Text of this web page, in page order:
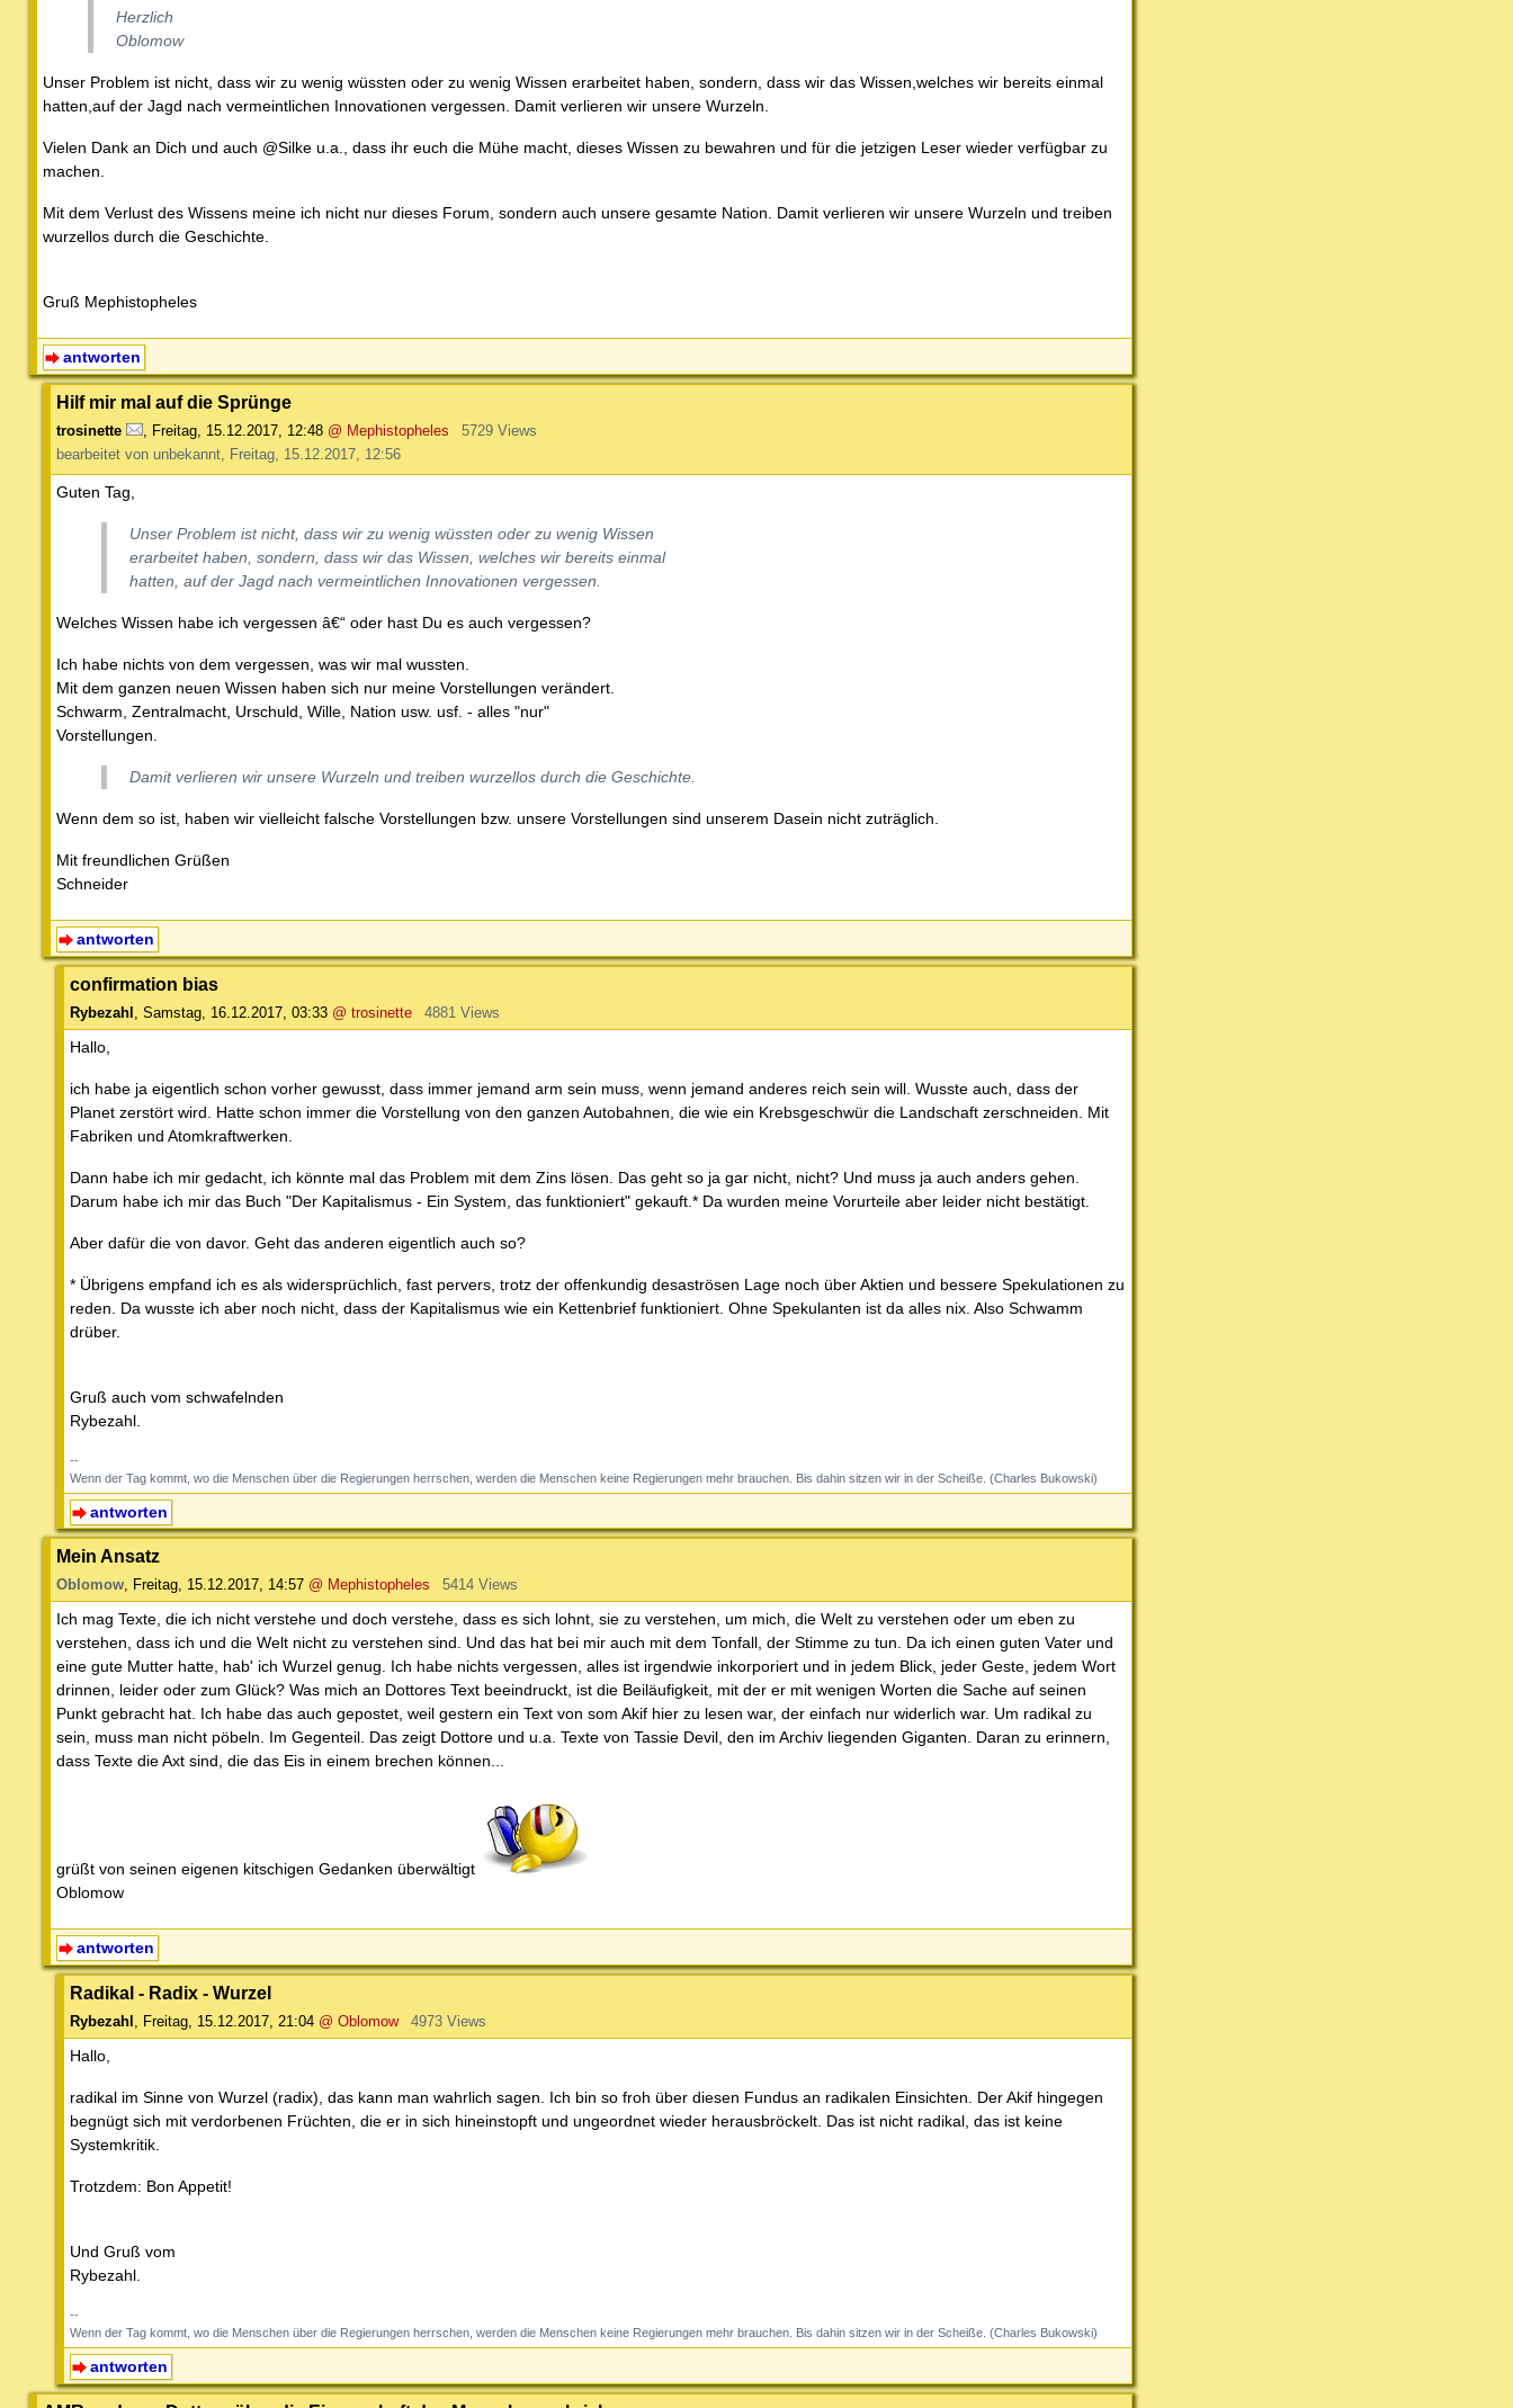
Herzlich
Oblomow
Unser Problem ist nicht, dass wir zu wenig wüssten oder zu wenig Wissen erarbeitet haben, sondern, dass wir das Wissen,welches wir bereits einmal
hatten,auf der Jagd nach vermeintlichen Innovationen vergessen. Damit verlieren wir unsere Wurzeln.
Vielen Dank an Dich und auch @Silke u.a., dass ihr euch die Mühe macht, dieses Wissen zu bewahren und für die jetzigen Leser wieder verfügbar zu
machen.
Mit dem Verlust des Wissens meine ich nicht nur dieses Forum, sondern auch unsere gesamte Nation. Damit verlieren wir unsere Wurzeln und treiben
wurzellos durch die Geschichte.
Gruß Mephistopheles
antworten
Hilf mir mal auf die Sprünge
trosinette Freitag, 15.12.2017, 12:48 @ Mephistopheles
5729 Views
bearbeitet von unbekannt, Freitag, 15.12.2017, 12:56
Guten Tag,
Unser Problem ist nicht, dass wir zu wenig wüssten oder zu wenig Wissen
erarbeitet haben, sondern, dass wir das Wissen, welches wir bereits einmal
hatten, auf der Jagd nach vermeintlichen Innovationen vergessen.
Welches Wissen habe ich vergessen â€“ oder hast Du es auch vergessen?
Ich habe nichts von dem vergessen, was wir mal wussten.
Mit dem ganzen neuen Wissen haben sich nur meine Vorstellungen verändert.
Schwarm, Zentralmacht, Urschuld, Wille, Nation usw. usf. - alles "nur"
Vorstellungen.
Damit verlieren wir unsere Wurzeln und treiben wurzellos durch die Geschichte.
Wenn dem so ist, haben wir vielleicht falsche Vorstellungen bzw. unsere Vorstellungen sind unserem Dasein nicht zuträglich.
Mit freundlichen Grüßen
Schneider
antworten
confirmation bias
Rybezahl Samstag, 16.12.2017, 03:33 @ trosinette 4881 Views
Hallo,
ich habe ja eigentlich schon vorher gewusst, dass immer jemand arm sein muss, wenn jemand anderes reich sein will. Wusste auch, dass der
Planet zerstört wird. Hatte schon immer die Vorstellung von den ganzen Autobahnen, die wie ein Krebsgeschwür die Landschaft zerschneiden. Mit
Fabriken und Atomkraftwerken.
Dann habe ich mir gedacht, ich könnte mal das Problem mit dem Zins lösen. Das geht so ja gar nicht, nicht? Und muss ja auch anders gehen.
Darum habe ich mir das Buch "Der Kapitalismus - Ein System, das funktioniert" gekauft.* Da wurden meine Vorurteile aber leider nicht bestätigt.
Aber dafür die von davor. Geht das anderen eigentlich auch so?
* Übrigens empfand ich es als widersprüchlich, fast pervers, trotz der offenkundig desaströsen Lage noch über Aktien und bessere Spekulationen zu
reden. Da wusste ich aber noch nicht, dass der Kapitalismus wie ein Kettenbrief funktioniert. Ohne Spekulanten ist da alles nix. Also Schwamm
drüber.
Gruß auch vom schwafelnden
Rybezahl.
--
Wenn der Tag kommt, wo die Menschen über die Regierungen herrschen, werden die Menschen keine Regierungen mehr brauchen. Bis dahin sitzen wir in der Scheiße. (Charles Bukowski)
antworten
Mein Ansatz
Oblomow, Freitag, 15.12.2017, 14:57 @ Mephistopheles 5414 Views
Ich mag Texte, die ich nicht verstehe und doch verstehe, dass es sich lohnt, sie zu verstehen, um mich, die Welt zu verstehen oder um eben zu
verstehen, dass ich und die Welt nicht zu verstehen sind. Und das hat bei mir auch mit dem Tonfall, der Stimme zu tun. Da ich einen guten Vater und
eine gute Mutter hatte, hab' ich Wurzel genug. Ich habe nichts vergessen, alles ist irgendwie inkorporiert und in jedem Blick, jeder Geste, jedem Wort
drinnen, leider oder zum Glück? Was mich an Dottores Text beeindruckt, ist die Beiläufigkeit, mit der er mit wenigen Worten die Sache auf seinen
Punkt gebracht hat. Ich habe das auch gepostet, weil gestern ein Text von som Akif hier zu lesen war, der einfach nur widerlich war. Um radikal zu
sein, muss man nicht pöbeln. Im Gegenteil. Das zeigt Dottore und u.a. Texte von Tassie Devil, den im Archiv liegenden Giganten. Daran zu erinnern,
dass Texte die Axt sind, die das Eis in einem brechen können...
grüßt von seinen eigenen kitschigen Gedanken überwältigt
Oblomow
antworten
Radikal - Radix - Wurzel
Rybezahl , Freitag, 15.12.2017, 21:04 @ Oblomow 4973 Views
Hallo,
radikal im Sinne von Wurzel (radix), das kann man wahrlich sagen. Ich bin so froh über diesen Fundus an radikalen Einsichten. Der Akif hingegen
begnügt sich mit verdorbenen Früchten, die er in sich hineinstopft und ungeordnet wieder herausbröckelt. Das ist nicht radikal, das ist keine
Systemkritik.
Trotzdem: Bon Appetit!
Und Gruß vom
Rybezahl.
--
Wenn der Tag kommt, wo die Menschen über die Regierungen herrschen, werden die Menschen keine Regierungen mehr brauchen. Bis dahin sitzen wir in der Scheiße. (Charles Bukowski)
antworten